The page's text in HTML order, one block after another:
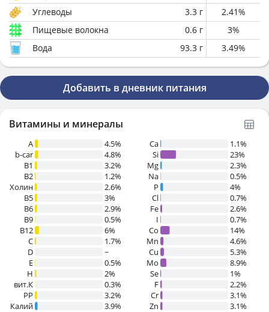
Углеводы
3.3 г 2.41%
Пищевые волокна
0.6 г 3%
Вода
93.3 г 3.49%
Добавить в дневник питания
Витамины и минералы
A
4.5%
b-car
4.8%
В1
3.2%
B2
1.2%
Холин
2.6%
B5
3%
B6
2.9%
B9
0.5%
B12
6%
C
1.7%
D
~
E
0.5%
H
2%
вит.К
0.3%
PP
3.2%
Калий
3.9%
Ca
1.1%
Si
23%
Mg
2.3%
Na
0.5%
P
4%
Cl
0.7%
Fe
2.6%
I
0.7%
Co
14%
Mn
4.6%
Cu
5.3%
Mo
8.9%
Se
1%
F
2.2%
Cr
3.1%
Zn
3.1%